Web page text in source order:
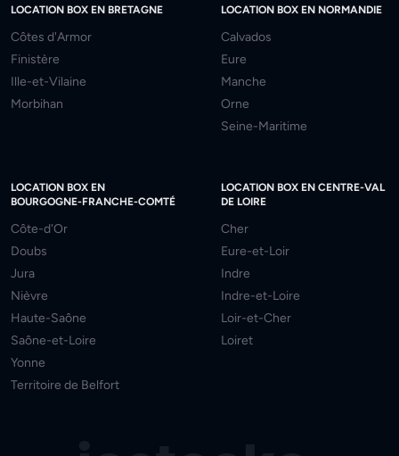
LOCATION BOX EN BRETAGNE
Côtes d'Armor
Finistère
Ille-et-Vilaine
Morbihan
LOCATION BOX EN NORMANDIE
Calvados
Eure
Manche
Orne
Seine-Maritime
LOCATION BOX EN
BOURGOGNE-FRANCHE-COMTÉ
Côte-d'Or
Doubs
Jura
Nièvre
Haute-Saône
Saône-et-Loire
Yonne
Territoire de Belfort
LOCATION BOX EN CENTRE-VAL
DE LOIRE
Cher
Eure-et-Loir
Indre
Indre-et-Loire
Loir-et-Cher
Loiret